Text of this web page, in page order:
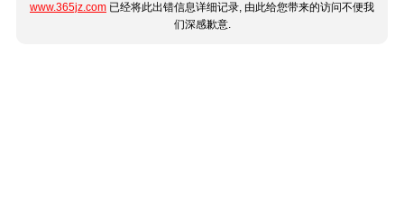
www.365jz.com 已经将此出错信息详细记录, 由此给您带来的访问不便我
们深感歉意.